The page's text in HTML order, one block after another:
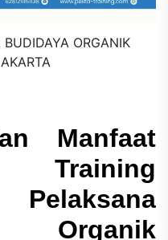
ORGANIK
Manfaat